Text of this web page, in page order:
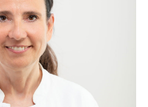
Hepp
Vita